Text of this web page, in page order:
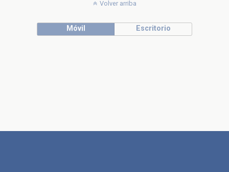
Volver arriba
Móvil Escritorio